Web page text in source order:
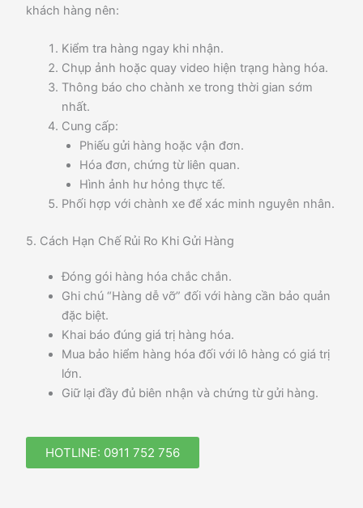
khách hàng nên:
Kiểm tra hàng ngay khi nhận.
Chụp ảnh hoặc quay video hiện trạng hàng hóa.
Thông báo cho chành xe trong thời gian sớm
nhất.
Cung cấp:
Phiếu gửi hàng hoặc vận đơn.
Hóa đơn, chứng từ liên quan.
Hình ảnh hư hỏng thực tế.
Phối hợp với chành xe để xác minh nguyên nhân.
5. Cách Hạn Chế Rủi Ro Khi Gửi Hàng
Đóng gói hàng hóa chắc chắn.
Ghi chú “Hàng dễ vỡ” đối với hàng cần bảo quản
đặc biệt.
Khai báo đúng giá trị hàng hóa.
Mua bảo hiểm hàng hóa đối với lô hàng có giá trị
lớn.
Giữ lại đầy đủ biên nhận và chứng từ gửi hàng.
HOTLINE: 0911 752 756